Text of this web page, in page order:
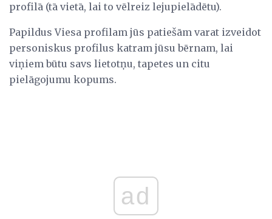
profilā (tā vietā, lai to vēlreiz lejupielādētu).
Papildus Viesa profilam jūs patiešām varat izveidot
personiskus profilus katram jūsu bērnam, lai
viņiem būtu savs lietotņu, tapetes un citu
pielāgojumu kopums.
ad